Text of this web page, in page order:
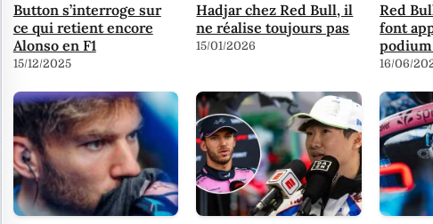
Button s’interroge sur
ce qui retient encore
Alonso en F1
15/12/2025
Hadjar chez Red Bull, il
ne réalise toujours pas
15/01/2026
Red
font
16/06/